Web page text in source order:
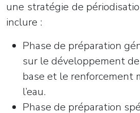
une stratégie de
inclure :
Phase de préparation
sur le développement de
base et le renforcement
l’eau.
Phase de préparation